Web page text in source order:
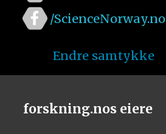
/ScienceNorway.no
Endre samtykke
forskning.nos eiere